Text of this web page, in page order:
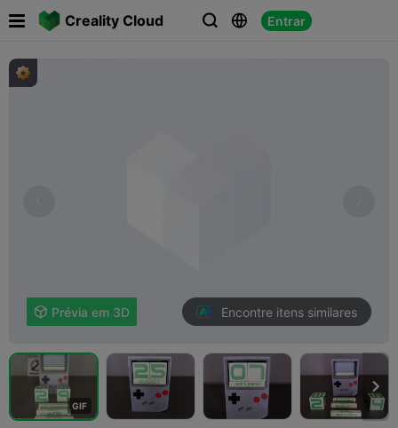
Creality Cloud   Entrar
 Prévia em 3D Encontre itens similares
GIF
